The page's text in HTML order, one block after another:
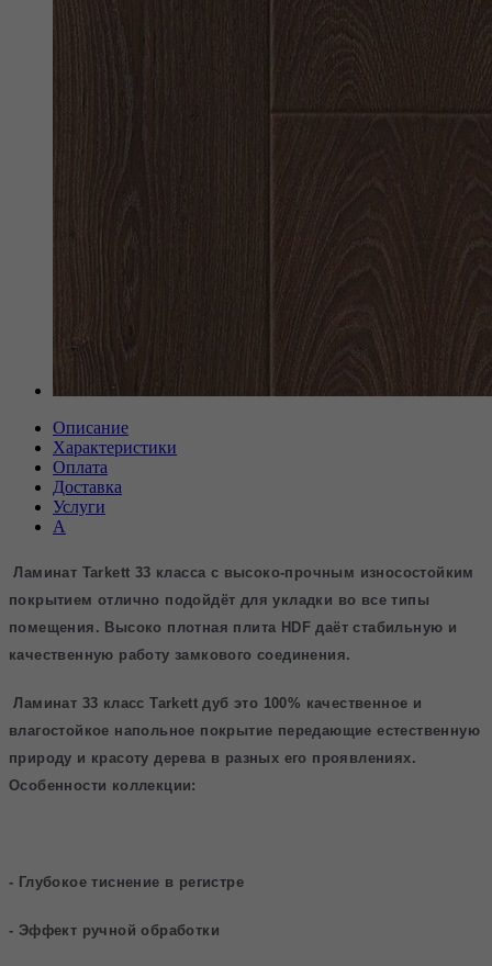
Описание
Характеристики
Оплата
Доставка
Услуги
А
Ламинат Tarkett 33 класса с высоко-прочным износостойким
покрытием отлично подойдёт для укладки во все типы
помещения. Высоко плотная плита HDF даёт стабильную и
качественную работу замкового соединения.
Ламинат 33 классTarkett дуб это 100% качественное и
влагостойкое напольное покрытие передающие естественную
природу и красоту дерева в разных его проявлениях.
Особенности коллекции:
- Глубокое тиснение в регистре
- Эффект ручной обработки